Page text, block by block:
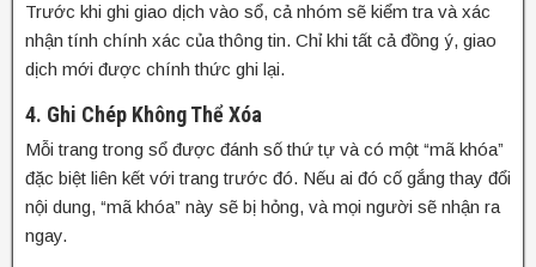
Trước khi ghi giao dịch vào sổ, cả nhóm sẽ kiểm tra và xác
nhận tính chính xác của thông tin. Chỉ khi tất cả đồng ý, giao
dịch mới được chính thức ghi lại.
4. Ghi Chép Không Thể Xóa
Mỗi trang trong sổ được đánh số thứ tự và có một “mã khóa”
đặc biệt liên kết với trang trước đó. Nếu ai đó cố gắng thay đổi
nội dung, “mã khóa” này sẽ bị hỏng, và mọi người sẽ nhận ra
ngay.